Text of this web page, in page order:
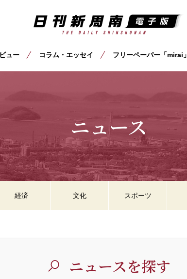
ュー コラム・エッセイ フリーペーパー「mirai」
ニュース
ニュースを探す
経済 文化 スポーツ